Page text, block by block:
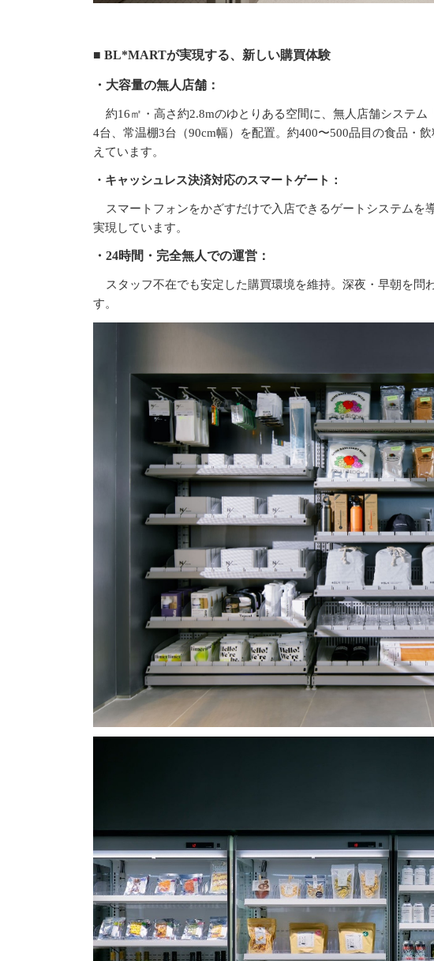
■ BL*MARTが実現する、新しい購買体験
・大容量の無人店舗：
約16㎡・高さ約2.8mのゆとりある空間に、無人店舗システ
4台、常温棚3台（90cm幅）を配置。約400〜500品目の食品・
えています。
・キャッシュレス決済対応のスマートゲート：
スマートフォンをかざすだけで入店できるゲートシステム
実現しています。
・24時間・完全無人での運営：
スタッフ不在でも安定した購買環境を維持。深夜・早朝を問
す。